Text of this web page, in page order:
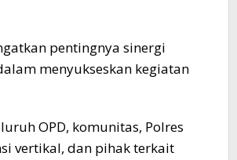
pentingnya sinergi
menyukseskan kegiatan
OPD, komunitas, Polres
vertikal, dan pihak terkait